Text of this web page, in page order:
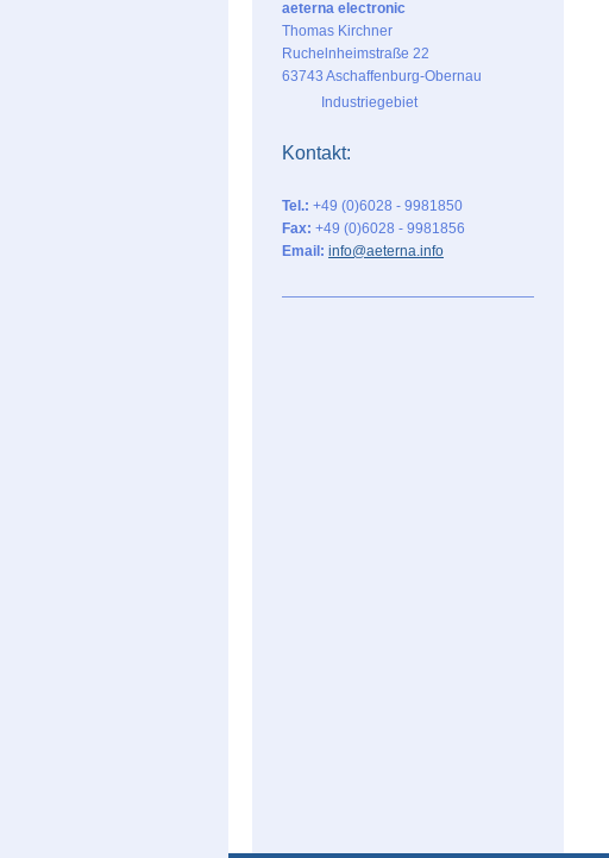
aeterna electronic
Thomas Kirchner
Ruchelnheimstraße 22
63743 Aschaffenburg-Obernau
Industriegebiet
Kontakt:
Tel.: +49 (0)6028 - 9981850
Fax: +49 (0)6028 - 9981856
Email: info@aeterna.info